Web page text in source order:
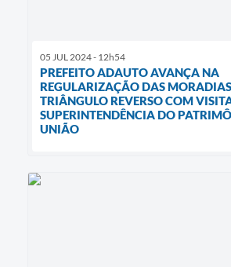
05 JUL 2024 - 12h54
PREFEITO ADAUTO AVANÇA NA
REGULARIZAÇÃO DAS
TRIÂNGULO REVERSO COM
SUPERINTENDÊNCIA DO
UNIÃO